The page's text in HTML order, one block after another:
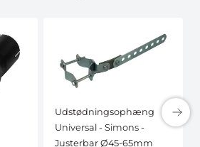
Udstødningsophæng
Universal - Simons -
Justerbar Ø45-65mm